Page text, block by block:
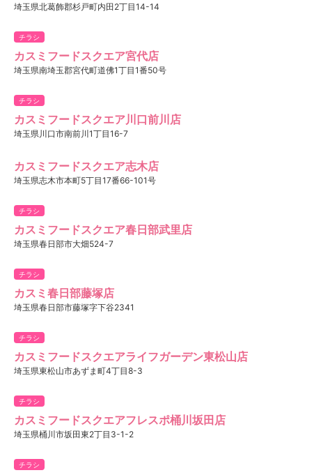
埼玉県北葛飾郡杉戸町内田2丁目14-14
チラシ
カスミフードスクエア宮代店
埼玉県南埼玉郡宮代町道佛1丁目1番50号
チラシ
カスミフードスクエア川口前川店
埼玉県川口市南前川1丁目16-7
カスミフードスクエア志木店
埼玉県志木市本町5丁目17番66-101号
チラシ
カスミフードスクエア春日部武里店
埼玉県春日部市大畑524-7
チラシ
カスミ春日部藤塚店
埼玉県春日部市藤塚字下谷2341
チラシ
カスミフードスクエアライフガーデン東松山店
埼玉県東松山市あずま町4丁目8-3
チラシ
カスミフードスクエアフレスポ桶川坂田店
埼玉県桶川市坂田東2丁目3-1-2
チラシ